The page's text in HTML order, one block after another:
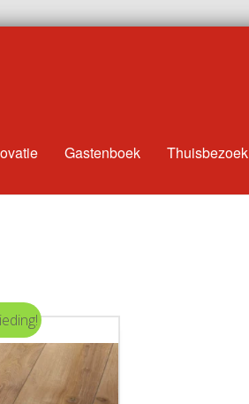
Gastenboek Thuisbezoek